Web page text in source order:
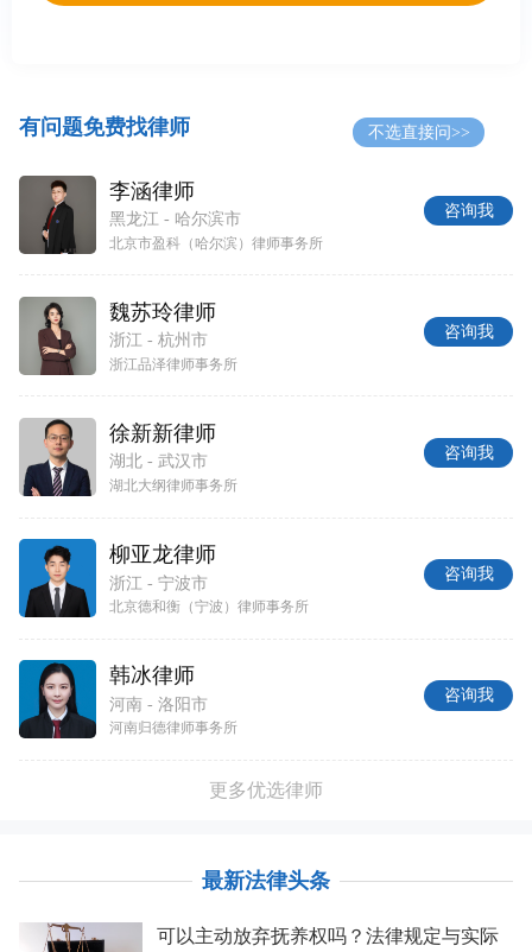
有问题免费找律师 不选直接问>>
李涵律师
黑龙江 - 哈尔滨市
北京市盈科（哈尔滨）律师事务所
咨询我
魏苏玲律师
浙江 - 杭州市
浙江品泽律师事务所
咨询我
徐新新律师
湖北 - 武汉市
湖北大纲律师事务所
咨询我
柳亚龙律师
浙江 - 宁波市
北京德和衡（宁波）律师事务所
咨询我
韩冰律师
河南 - 洛阳市
河南归德律师事务所
咨询我
更多优选律师
最新法律头条
可以主动放弃抚养权吗？法律规定与实际